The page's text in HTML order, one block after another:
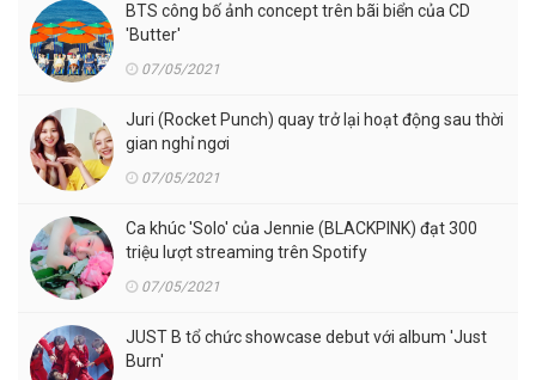
BTS công bố ảnh concept trên bãi biển của CD
'Butter'
07/05/2021
Juri (Rocket Punch) quay trở lại hoạt động sau thời
gian nghỉ ngơi
07/05/2021
Ca khúc 'Solo' của Jennie (BLACKPINK) đạt 300
triệu lượt streaming trên Spotify
07/05/2021
JUST B tổ chức showcase debut với album 'Just
Burn'